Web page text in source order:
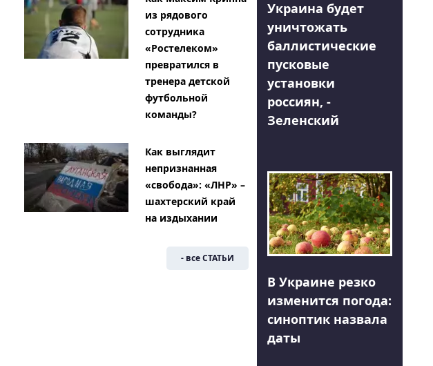
из рядового
сотрудника
«Ростелеком»
превратился в
тренера детской
футбольной
команды?
Как выглядит
непризнанная
«свобода»: «ЛНР» –
шахтерский край
на издыхании
- все СТАТЬИ
Украина будет
уничтожать
баллистические
пусковые
установки
россиян, -
Зеленский
В Украине резко
изменится погода:
синоптик назвала
даты